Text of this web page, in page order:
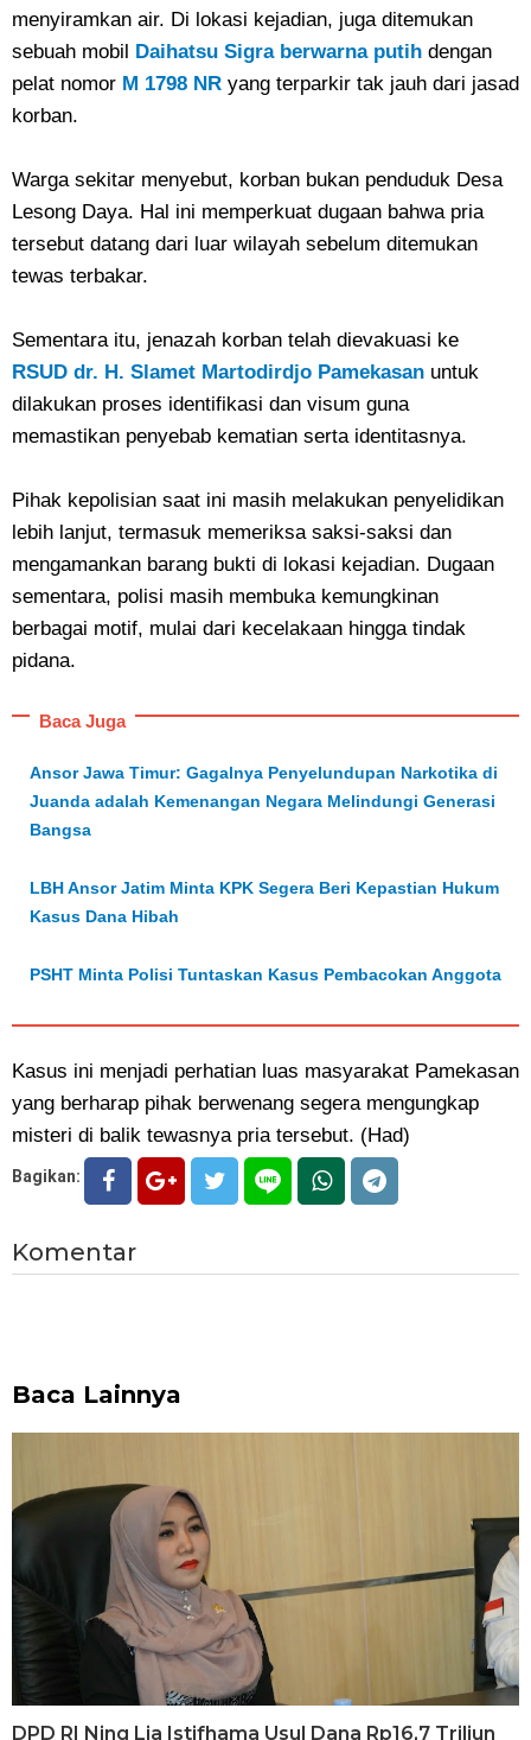
menyiramkan air. Di lokasi kejadian, juga ditemukan
sebuah mobil Daihatsu Sigra berwarna putih dengan
pelat nomor M 1798 NR yang terparkir tak jauh dari jasad
korban.
Warga sekitar menyebut, korban bukan penduduk Desa
Lesong Daya. Hal ini memperkuat dugaan bahwa pria
tersebut datang dari luar wilayah sebelum ditemukan
tewas terbakar.
Sementara itu, jenazah korban telah dievakuasi ke
RSUD dr. H. Slamet Martodirdjo Pamekasan untuk
dilakukan proses identifikasi dan visum guna
memastikan penyebab kematian serta identitasnya.
Pihak kepolisian saat ini masih melakukan penyelidikan
lebih lanjut, termasuk memeriksa saksi-saksi dan
mengamankan barang bukti di lokasi kejadian. Dugaan
sementara, polisi masih membuka kemungkinan
berbagai motif, mulai dari kecelakaan hingga tindak
pidana.
Baca Juga
Ansor Jawa Timur: Gagalnya Penyelundupan Narkotika di
Juanda adalah Kemenangan Negara Melindungi Generasi
Bangsa
LBH Ansor Jatim Minta KPK Segera Beri Kepastian Hukum
Kasus Dana Hibah
PSHT Minta Polisi Tuntaskan Kasus Pembacokan Anggota
Kasus ini menjadi perhatian luas masyarakat Pamekasan
yang berharap pihak berwenang segera mengungkap
misteri di balik tewasnya pria tersebut. (Had)
Bagikan:
Komentar
Baca Lainnya
DPD RI Ning Lia Istifhama Usul Dana Rp16,7 Triliun